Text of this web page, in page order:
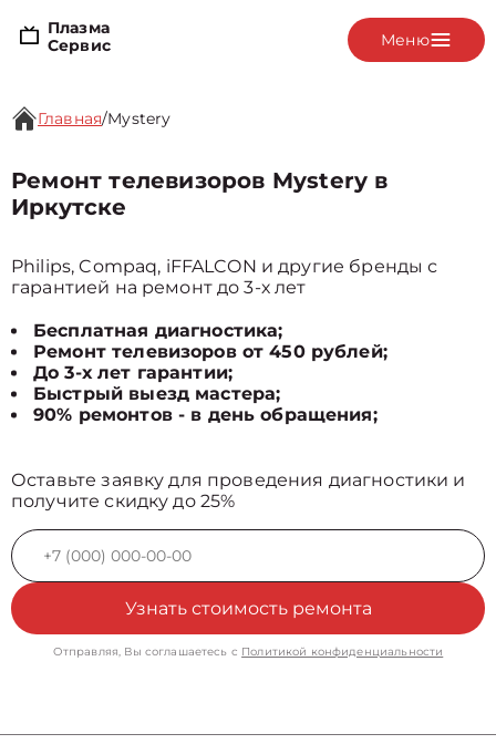
Плазма
Сервис
Меню
Главная/Mystery
Ремонт телевизоров Mystery в
Иркутске
Philips, Compaq, iFFALCON и другие бренды с
гарантией на ремонт до 3-х лет
Бесплатная диагностика;
Ремонт телевизоров от 450 рублей;
До 3-х лет гарантии;
Быстрый выезд мастера;
90% ремонтов - в день обращения;
Оставьте заявку для проведения диагностики и
получите скидку до 25%
Узнать стоимость ремонта
Отправляя, Вы соглашаетесь с Политикой конфиденциальности